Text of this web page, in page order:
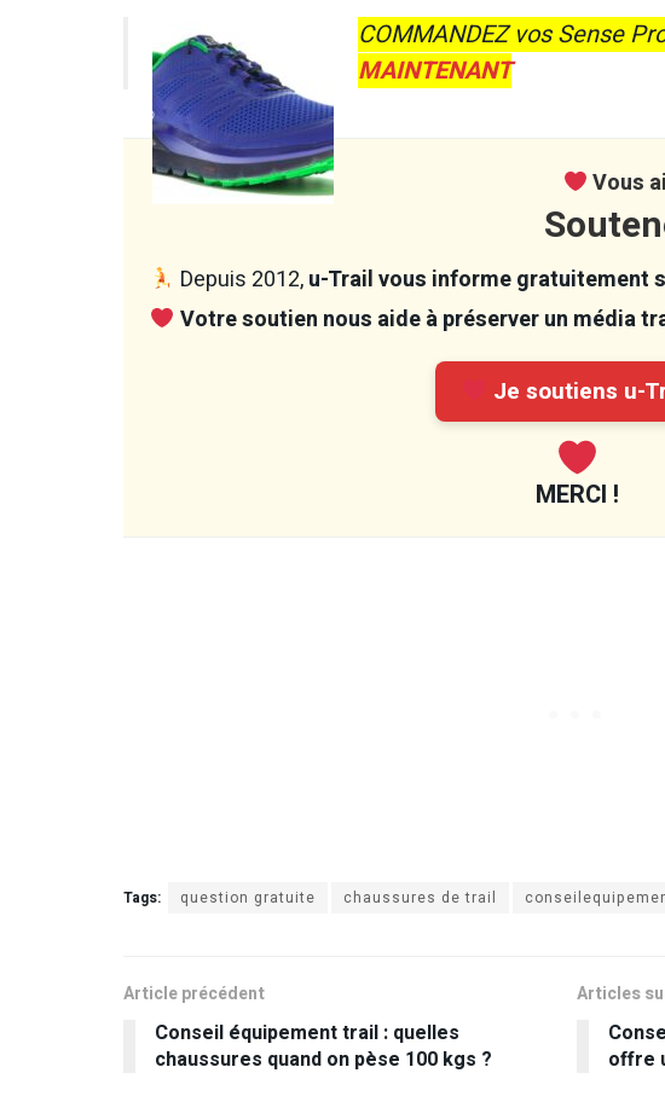
COMMANDEZ vos Sense
MAINTENANT
Vous
Depuis 2012,u-Trail vous informe gratuitement
Votre soutien nous aide à préserver un média
Je soutiens u-
MERCI !
Tags: question gratuite chaussures de trail
Article précédent
Conseil équipement trail : quelles
chaussures quand on pèse 100 kgs ?
Articles
offre